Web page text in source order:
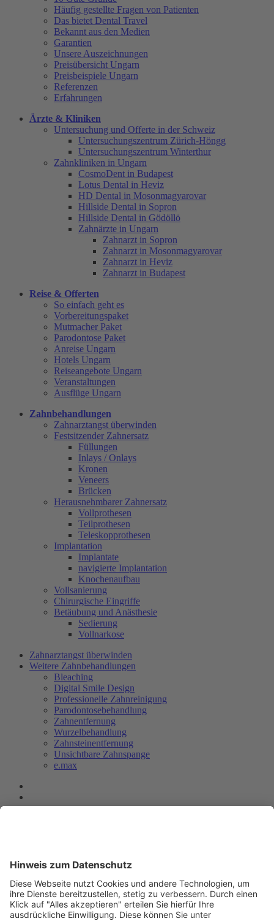
Häufig gestellte Fragen von Patienten
Das bietet Dental Travel
Bekannt aus den Medien
Garantien
Unsere Auszeichnungen
Preisübersicht Ungarn
Preisbeispiele Ungarn
Referenzen
Erfahrungen
Ärzte & Kliniken
Untersuchung und Offerte in der Schweiz
Untersuchungszentrum Zürich-Höngg
Untersuchungszentrum Winterthur
Zahnkliniken in Ungarn
CosmoDent in Budapest
Lotus Dental in Heviz
HD Dental in Mosonmagyarovar
Hillside Dental in Sopron
Hillside Dental in Gödöllö
Zahnärzte in Ungarn
Zahnarzt in Sopron
Zahnarzt in Mosonmagyarovar
Zahnarzt in Heviz
Zahnarzt in Budapest
Reise & Offerten
So einfach geht es
Vorbereitungspaket
Mutmacher Paket
Parodontose Paket
Anreise Ungarn
Hotels Ungarn
Reiseangebote Ungarn
Veranstaltungen
Ausflüge Ungarn
Zahnbehandlungen
Zahnarztangst überwinden
Festsitzender Zahnersatz
Füllungen
Inlays / Onlays
Kronen
Veneers
Brücken
Herausnehmbarer Zahnersatz
Vollprothesen
Teilprothesen
Teleskopprothesen
Implantation
Implantate
navigierte Implantation
Knochenaufbau
Vollsanierung
Chirurgische Eingriffe
Betäubung und Anästhesie
Sedierung
Vollnarkose
Zahnarztangst überwinden
Weitere Zahnbehandlungen
Bleaching
Digital Smile Design
Professionelle Zahnreinigung
Parodontosebehandlung
Zahnentfernung
Wurzelbehandlung
Zahnsteinentfernung
Unsichtbare Zahnspange
e.max
Datenschutz
Presse & TV
RTL: Zahnbehandlung Ungarn
Kundenmagazin
Preisbeispiele Ungarn